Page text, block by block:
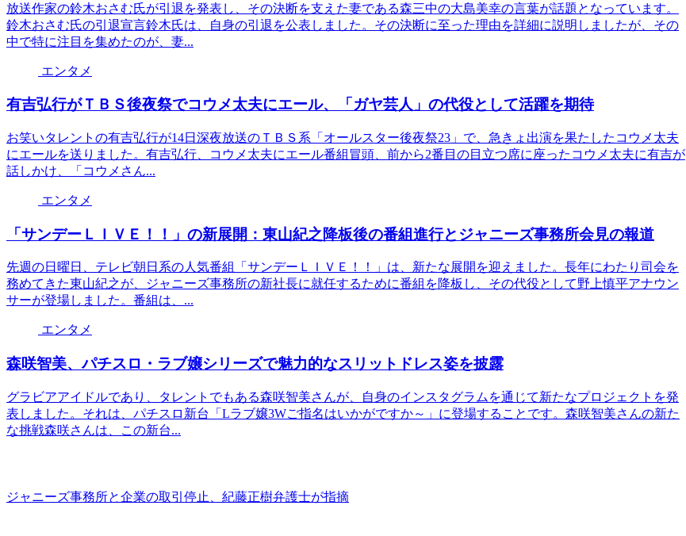
放送作家の鈴木おさむ氏が引退を発表し、その決断を支えた妻である森三中の大島美幸の言葉が話題となっています。
鈴木おさむ氏の引退宣言鈴木氏は、自身の引退を公表しました。その決断に至った理由を詳細に説明しましたが、その
中で特に注目を集めたのが、妻...
エンタメ
有吉弘行がＴＢＳ後夜祭でコウメ太夫にエール、「ガヤ芸人」の代役として活躍を期待
お笑いタレントの有吉弘行が14日深夜放送のＴＢＳ系「オールスター後夜祭23」で、急きょ出演を果たしたコウメ太夫
にエールを送りました。有吉弘行、コウメ太夫にエール番組冒頭、前から2番目の目立つ席に座ったコウメ太夫に有吉が
話しかけ、「コウメさん...
エンタメ
「サンデーＬＩＶＥ！！」の新展開：東山紀之降板後の番組進行とジャニーズ事務所会見の報道
先週の日曜日、テレビ朝日系の人気番組「サンデーＬＩＶＥ！！」は、新たな展開を迎えました。長年にわたり司会を
務めてきた東山紀之が、ジャニーズ事務所の新社長に就任するために番組を降板し、その代役として野上慎平アナウン
サーが登場しました。番組は、...
エンタメ
森咲智美、パチスロ・ラブ嬢シリーズで魅力的なスリットドレス姿を披露
グラビアアイドルであり、タレントでもある森咲智美さんが、自身のインスタグラムを通じて新たなプロジェクトを発
表しました。それは、パチスロ新台「Lラブ嬢3Wご指名はいかがですか～」に登場することです。森咲智美さんの新た
な挑戦森咲さんは、この新台...
ジャニーズ事務所と企業の取引停止、紀藤正樹弁護士が指摘